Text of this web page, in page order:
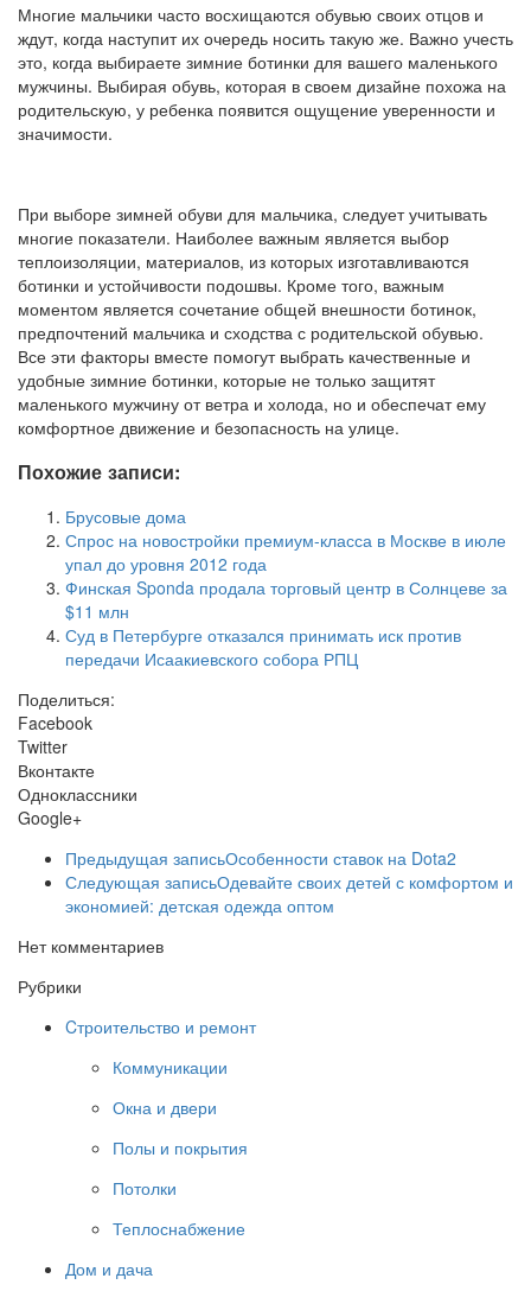
Многие мальчики часто восхищаются обувью своих отцов и
ждут, когда наступит их очередь носить такую же. Важно учесть
это, когда выбираете зимние ботинки для вашего маленького
мужчины. Выбирая обувь, которая в своем дизайне похожа на
родительскую, у ребенка появится ощущение уверенности и
значимости.
При выборе зимней обуви для мальчика, следует учитывать
многие показатели. Наиболее важным является выбор
теплоизоляции, материалов, из которых изготавливаются
ботинки и устойчивости подошвы. Кроме того, важным
моментом является сочетание общей внешности ботинок,
предпочтений мальчика и сходства с родительской обувью.
Все эти факторы вместе помогут выбрать качественные и
удобные зимние ботинки, которые не только защитят
маленького мужчину от ветра и холода, но и обеспечат ему
комфортное движение и безопасность на улице.
Похожие записи:
Брусовые дома
Спрос на новостройки премиум-класса в Москве в июле
упал до уровня 2012 года
Финская Sponda продала торговый центр в Солнцеве за
$11 млн
Суд в Петербурге отказался принимать иск против
передачи Исаакиевского собора РПЦ
Поделиться:
Facebook
Twitter
Вконтакте
Одноклассники
Google+
Предыдущая записьОсобенности ставок на Dota2
Следующая записьОдевайте своих детей с комфортом и
экономией: детская одежда оптом
Нет комментариев
Рубрики
Cтроительство и ремонт
Коммуникации
Окна и двери
Полы и покрытия
Потолки
Теплоснабжение
Дом и дача